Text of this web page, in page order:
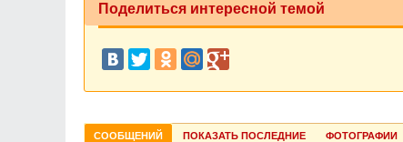
Поделиться интересной темой
СООБЩЕНИЙ ПОКАЗАТЬ ПОСЛЕДНИЕ ФОТОГРАФИИ